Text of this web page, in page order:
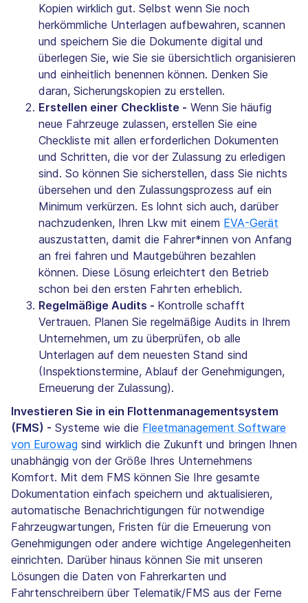
Kopien wirklich gut. Selbst wenn Sie noch
herkömmliche Unterlagen aufbewahren, scannen
und speichern Sie die Dokumente digital und
überlegen Sie, wie Sie sie übersichtlich organisieren
und einheitlich benennen können. Denken Sie
daran, Sicherungskopien zu erstellen.
Erstellen einer Checkliste - Wenn Sie häufig
neue Fahrzeuge zulassen, erstellen Sie eine
Checkliste mit allen erforderlichen Dokumenten
und Schritten, die vor der Zulassung zu erledigen
sind. So können Sie sicherstellen, dass Sie nichts
übersehen und den Zulassungsprozess auf ein
Minimum verkürzen. Es lohnt sich auch, darüber
nachzudenken, Ihren Lkw mit einem EVA-Gerät
auszustatten, damit die Fahrer*innen von Anfang
an frei fahren und Mautgebühren bezahlen
können. Diese Lösung erleichtert den Betrieb
schon bei den ersten Fahrten erheblich.
Regelmäßige Audits - Kontrolle schafft
Vertrauen. Planen Sie regelmäßige Audits in Ihrem
Unternehmen, um zu überprüfen, ob alle
Unterlagen auf dem neuesten Stand sind
(Inspektionstermine, Ablauf der Genehmigungen,
Erneuerung der Zulassung).
Investieren Sie in ein Flottenmanagementsystem
(FMS) - Systeme wie die Fleetmanagement Software
von Eurowag sind wirklich die Zukunft und bringen Ihnen
unabhängig von der Größe Ihres Unternehmens
Komfort. Mit dem FMS können Sie Ihre gesamte
Dokumentation einfach speichern und aktualisieren,
automatische Benachrichtigungen für notwendige
Fahrzeugwartungen, Fristen für die Erneuerung von
Genehmigungen oder andere wichtige Angelegenheiten
einrichten. Darüber hinaus können Sie mit unseren
Lösungen die Daten von Fahrerkarten und
Fahrtenschreibern über Telematik/FMS aus der Ferne